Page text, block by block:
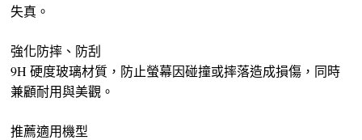
失真。
強化防摔、防刮
9H 硬度玻璃材質，防止螢幕因碰撞或摔落造成損傷，同時
兼顧耐用與美觀。
推薦適用機型